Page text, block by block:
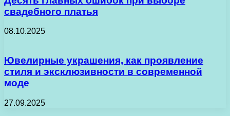
свадебного платья
08.10.2025
Ювелирные украшения, как проявление
стиля и эксклюзивности в современной
моде
27.09.2025